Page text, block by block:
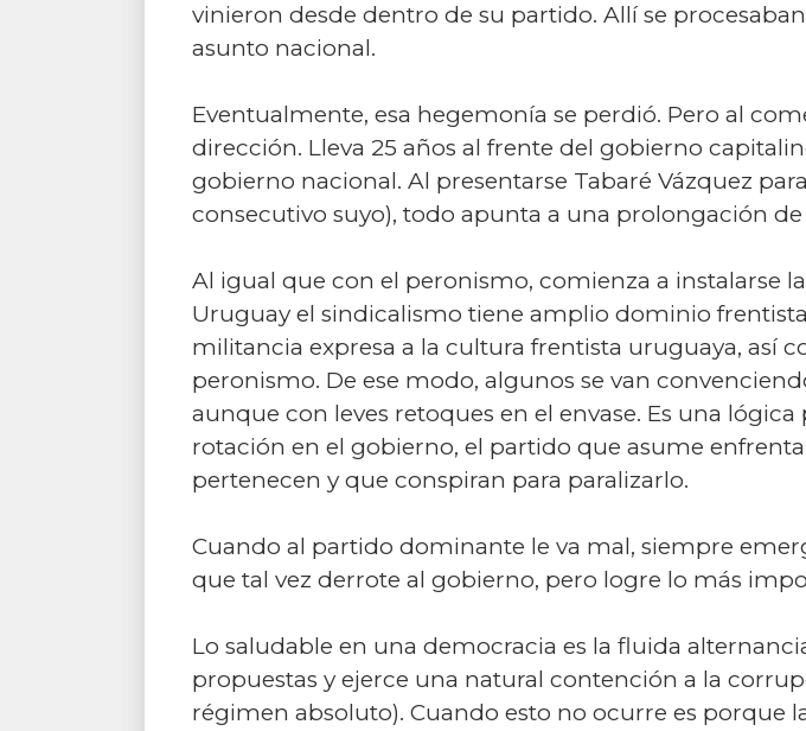
vinieron desde dentro de su partido. Allí se
asunto nacional.
Eventualmente, esa hegemonía se perdió. Pero al
dirección. Lleva 25 años al frente del gobierno
gobierno nacional. Al presentarse Tabaré Vázquez
consecutivo suyo), todo apunta a una prolongación de
Al igual que con el peronismo, comienza a instalarse
Uruguay el sindicalismo tiene amplio dominio
militancia expresa a la cultura frentista uruguaya, así
peronismo. De ese modo, algunos se van
aunque con leves retoques en el envase. Es una
rotación en el gobierno, el partido que asume
pertenecen y que conspiran para paralizarlo.
Cuando al partido dominante le va mal, siempre
que tal vez derrote al gobierno, pero logre lo más
Lo saludable en una democracia es la fluida
propuestas y ejerce una natural contención a la
régimen absoluto). Cuando esto no ocurre es porque